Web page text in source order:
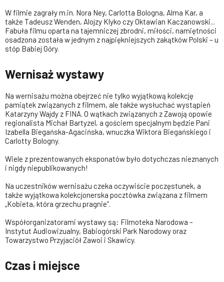
W filmie zagrały m.in. Nora Ney, Carlotta Bologna, Alma Kar, a
także Tadeusz Wenden, Alojzy Klyko czy Oktawian Kaczanowski...
Fabuła filmu oparta na tajemniczej zbrodni, miłości, namiętności
osadzona została w jednym z najpiękniejszych zakątków Polski – u
stóp Babiej Góry.
Wernisaż wystawy
Na wernisażu można obejrzeć nie tylko wyjątkową kolekcję
pamiątek związanych z filmem, ale także wysłuchać wystąpień
Katarzyny Wajdy z FINA. O wątkach związanych z Zawoją opowie
regionalista Michał Bartyzel, a gościem specjalnym będzie Pani
Izabella Biegańska-Agacińska, wnuczka Wiktora Biegańskiego i
Carlotty Bologny.
Wiele z prezentowanych eksponatów było dotychczas nieznanych
i nigdy niepublikowanych!
Na uczestników wernisażu czeka oczywiście poczęstunek, a
także wyjątkowa kolekcjonerska pocztówka związana z filmem
„Kobieta, która grzechu pragnie”.
Współorganizatorami wystawy są: Filmoteka Narodowa –
Instytut Audiowizualny, Babiogórski Park Narodowy oraz
Towarzystwo Przyjaciół Zawoi i Skawicy.
Czas i miejsce